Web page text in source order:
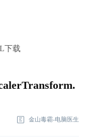
下载
金山毒霸-电脑医生